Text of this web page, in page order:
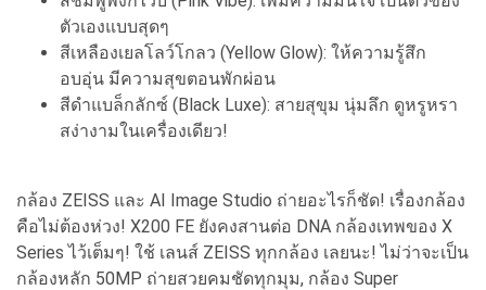
ตัวเองแบบสุดๆ
สีเหลืองเยลโลว์โกลว (Yellow Glow): ให้ความรู้สึก
อบอุ่น มีความสุขตอนพักผ่อน
สีดำแบล็กลักซ์ (Black Luxe): สายสุขุม นุ่มลึก ดูหรูหรา
สง่างามในเครื่องเดียว!
กล้อง ZEISS และ AI Image Studio ถ่ายอะไรก็ชัด! เรื่องกล้อง
คือไม่ต้องห่วง! X200 FE ยังคงสานต่อ DNA กล้องเทพของ X
Series ไว้เต็มๆ! ใช้ เลนส์ ZEISS ทุกกล้อง เลยนะ! ไม่ว่าจะเป็น
กล้องหลัก 50MP ถ่ายสวยคมชัดทุกมุม, กล้อง Super